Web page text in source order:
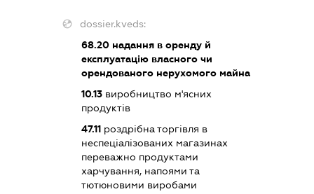
dossier.kveds:
68.20надання в оренду й
експлуатацію власного чи
орендованого нерухомого майна
10.13виробництво м'ясних
продуктів
47.11роздрібна торгівля в
неспеціалізованих магазинах
переважно продуктами
харчування, напоями та
тютюновими виробами